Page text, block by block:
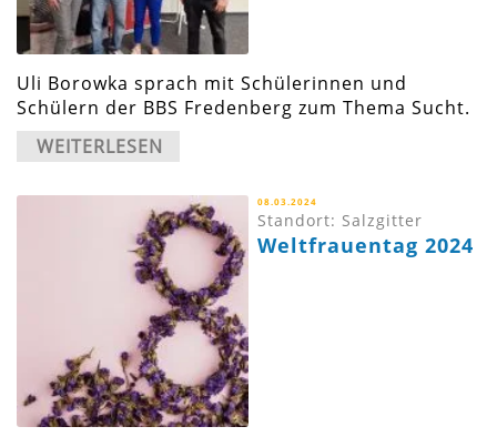
Uli Borowka sprach mit Schülerinnen und
Schülern der BBS Fredenberg zum Thema Sucht.
WEITERLESEN
08.03.2024
Standort: Salzgitter
Weltfrauentag 2024